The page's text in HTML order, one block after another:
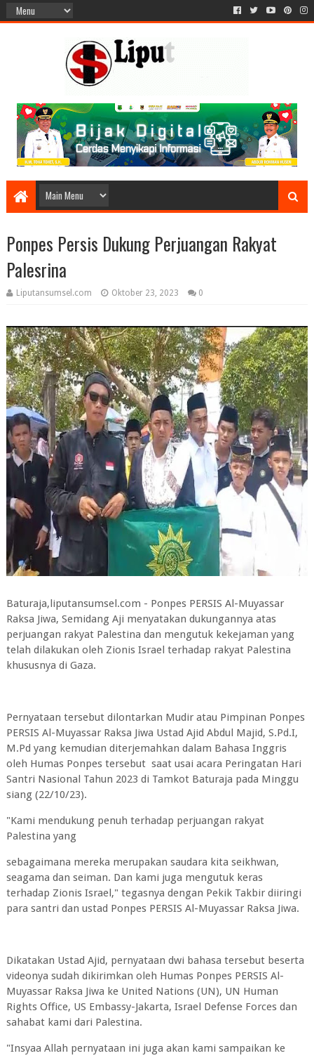
Ponpes Persis Dukung Perjuangan Rakyat
Palesrina
Liputansumsel.com Oktober 23, 2023 0
Baturaja,liputansumsel.com - Ponpes PERSIS Al-Muyassar
Raksa Jiwa, Semidang Aji menyatakan dukungannya atas
perjuangan rakyat Palestina dan mengutuk kekejaman yang
telah dilakukan oleh Zionis Israel terhadap rakyat Palestina
khususnya di Gaza.
Pernyataan tersebut dilontarkan Mudir atau Pimpinan Ponpes
PERSIS Al-Muyassar Raksa Jiwa Ustad Ajid Abdul Majid, S.Pd.I,
M.Pd yang kemudian diterjemahkan dalam Bahasa Inggris
oleh Humas Ponpes tersebut saat usai acara Peringatan Hari
Santri Nasional Tahun 2023 di Tamkot Baturaja pada Minggu
siang (22/10/23).
"Kami mendukung penuh terhadap perjuangan rakyat
Palestina yang
sebagaimana mereka merupakan saudara kita seikhwan,
seagama dan seiman. Dan kami juga mengutuk keras
terhadap Zionis Israel," tegasnya dengan Pekik Takbir diiringi
para santri dan ustad Ponpes PERSIS Al-Muyassar Raksa Jiwa.
Dikatakan Ustad Ajid, pernyataan dwi bahasa tersebut beserta
videonya sudah dikirimkan oleh Humas Ponpes PERSIS Al-
Muyassar Raksa Jiwa ke United Nations (UN), UN Human
Rights Office, US Embassy-Jakarta, Israel Defense Forces dan
sahabat kami dari Palestina.
"Insyaa Allah pernyataan ini juga akan kami sampaikan ke